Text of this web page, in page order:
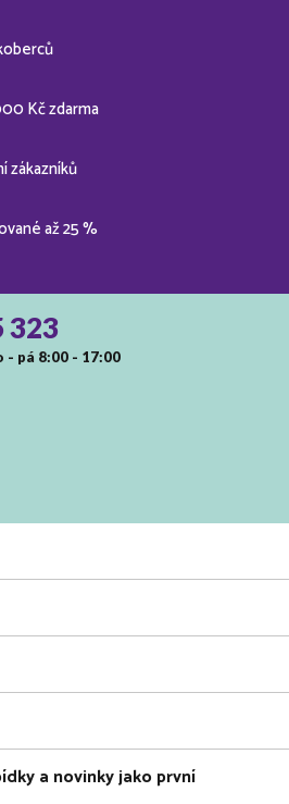
Kč zdarma
zákazníků
až 25 %
323
- pá 8:00 - 17:00
a novinky jako první